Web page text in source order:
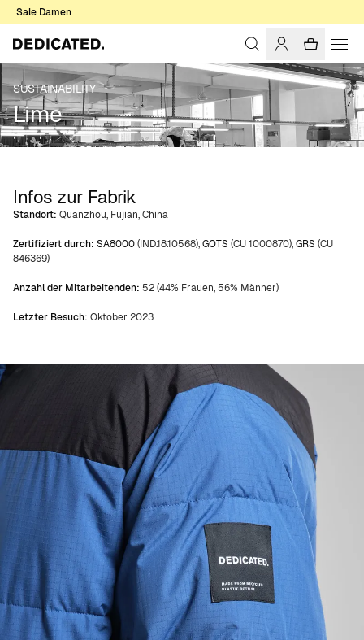
Sale Damen
SUSTAINABILITY
Lime
Infos zur Fabrik
Standort: Quanzhou, Fujian, China
Zertifiziert durch: SA8000(IND.18.10568),GOTS (CU 1000870),GRS (CU
846369)
Anzahl der Mitarbeitenden: 52 (44% Frauen, 56% Männer)
Letzter Besuch: Oktober 2023